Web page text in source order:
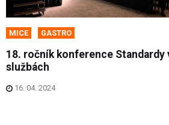
MICE GASTRO
18. ročník konference Standardy
službách
16. 04. 2024